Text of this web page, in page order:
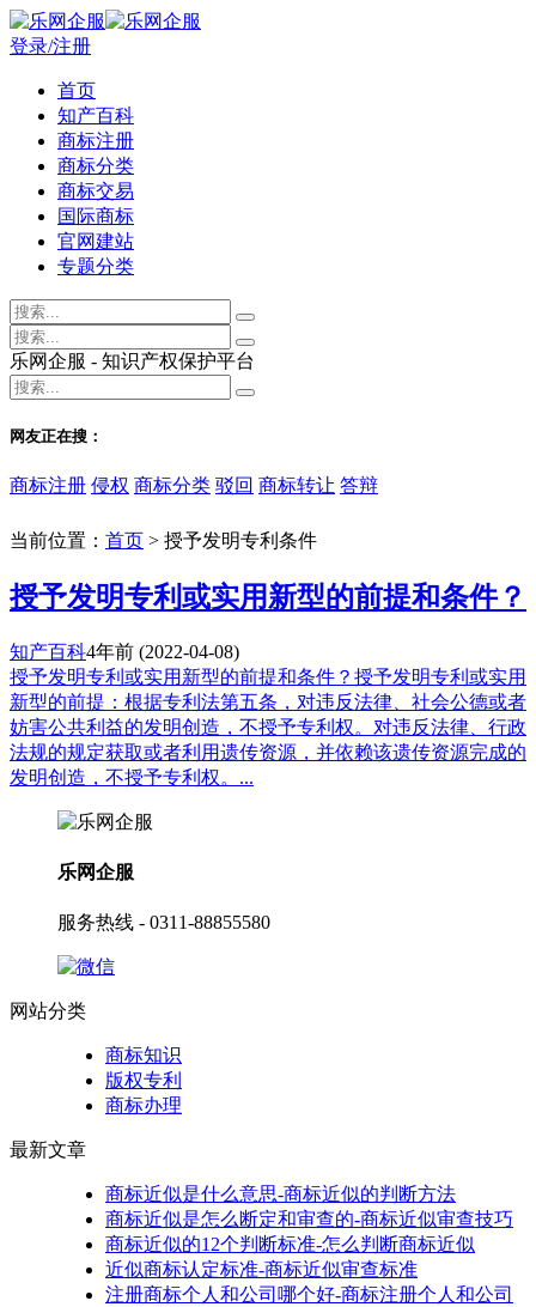
登录/注册
首页
知产百科
商标注册
商标分类
商标交易
国际商标
官网建站
专题分类
乐网企服 - 知识产权保护平台
网友正在搜：
商标注册 侵权 商标分类 驳回 商标转让 答辩
当前位置： 首页 > 授予发明专利条件
授予发明专利或实用新型的前提和条件？
知产百科4年前 (2022-04-08)
授予发明专利或实用新型的前提和条件？授予发明专利或实用
新型的前提：根据专利法第五条，对违反法律、社会公德或者
妨害公共利益的发明创造，不授予专利权。对违反法律、行政
法规的规定获取或者利用遗传资源，并依赖该遗传资源完成的
发明创造，不授予专利权。...
乐网企服
服务热线 - 0311-88855580
网站分类
商标知识
版权专利
商标办理
最新文章
商标近似是什么意思-商标近似的判断方法
商标近似是怎么断定和审查的-商标近似审查技巧
商标近似的12个判断标准-怎么判断商标近似
近似商标认定标准-商标近似审查标准
注册商标个人和公司哪个好-商标注册个人和公司